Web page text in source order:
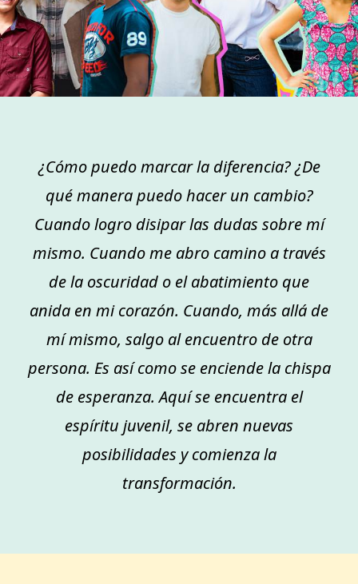
¿Cómo puedo marcar la diferencia? ¿De
qué manera puedo hacer un cambio?
Cuando logro disipar las dudas sobre mí
mismo. Cuando me abro camino a través
de la oscuridad o el abatimiento que
anida en mi corazón. Cuando, más allá de
mí mismo, salgo al encuentro de otra
persona. Es así como se enciende la chispa
de esperanza. Aquí se encuentra el
espíritu juvenil, se abren nuevas
posibilidades y comienza la
transformación.